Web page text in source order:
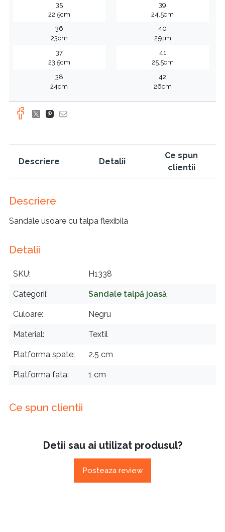
35
22.5cm
36
23cm
37
23.5cm
38
24cm
39
24.5cm
40
25cm
41
25.5cm
42
26cm
Descriere Detalii
Ce spun
clientii
Descriere
Sandale usoare cu talpa flexibila
Detalii
SKU H1338
Categorii Sandale talpă joasă
Culoare Negru
Material Textil
Platforma spate 2.5 cm
Platforma fata 1 cm
Ce spun clientii
Detii sau ai utilizat produsul?
Posteaza review